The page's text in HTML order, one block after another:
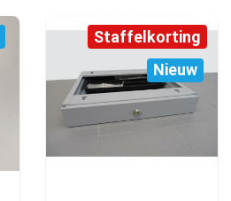
Staffelkorting
Nieuw